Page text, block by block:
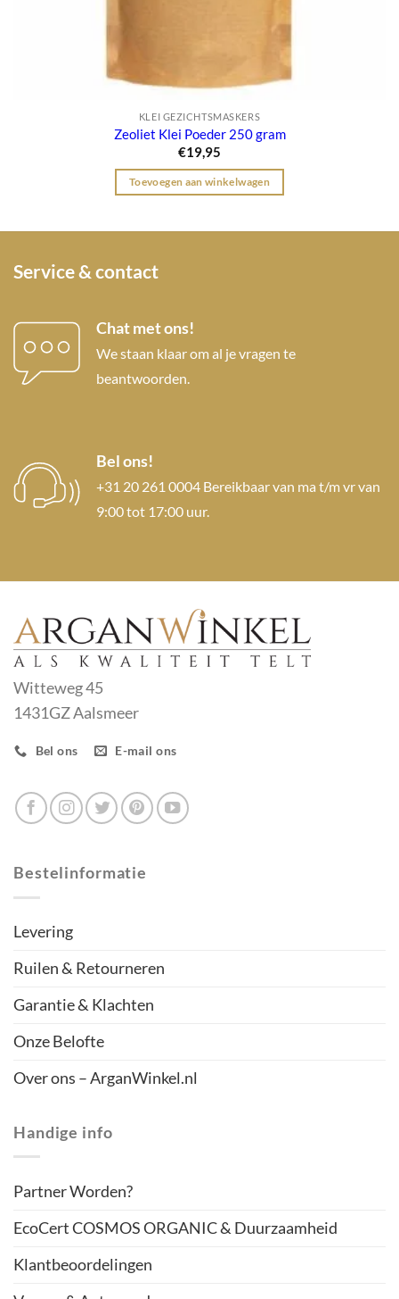
KLEI GEZICHTSMASKERS
Zeoliet Klei Poeder 250 gram
€19,95
Toevoegen aan winkelwagen
Service & contact
Chat met ons!
We staan klaar om al je vragen te
beantwoorden.
Bel ons!
+31 20 261 0004 Bereikbaar van ma t/m vr van
9:00 tot 17:00 uur.
Witteweg 45
1431GZ Aalsmeer
Bel ons E-mail ons
Bestelinformatie
Levering
Ruilen & Retourneren
Garantie & Klachten
Onze Belofte
Over ons – ArganWinkel.nl
Handige info
Partner Worden?
EcoCert COSMOS ORGANIC & Duurzaamheid
Klantbeoordelingen